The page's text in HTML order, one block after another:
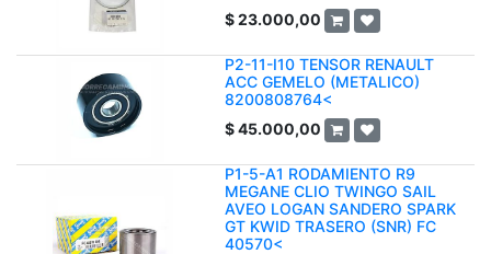
$23.000,00
P2-11-I10 TENSOR RENAULT
ACC GEMELO (METALICO)
8200808764<
$45.000,00
P1-5-A1 RODAMIENTO R9
MEGANE CLIO TWINGO SAIL
AVEO LOGAN SANDERO SPARK
GT KWID TRASERO (SNR) FC
40570<